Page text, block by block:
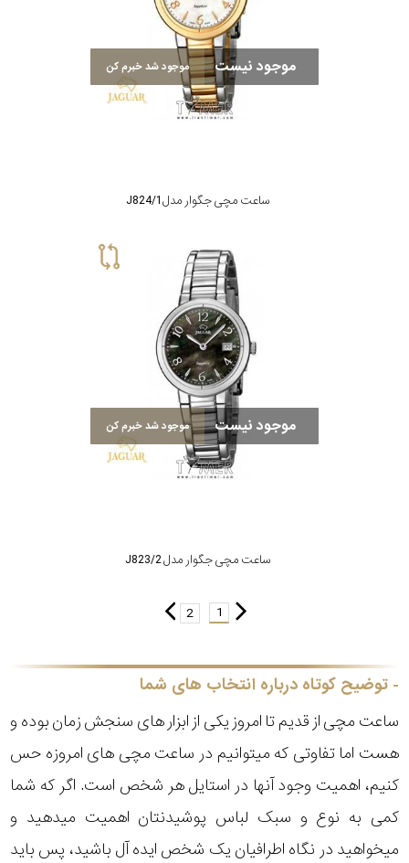
موجود نیست موجود شد خبرم کن
ساعت مچی جگوار مدل J824/1
موجود نیست موجود شد خبرم کن
ساعت مچی جگوار مدل J823/2
1
2
توضیح کوتاه درباره انتخاب های شما
ساعت مچی از قدیم تا امروز یکی از ابزار های سنجش زمان بوده و
هست اما تفاوتی که میتوانیم در ساعت مچی های امروزه حس
کنیم، اهمیت وجود آنها در استایل هر شخص است. اگر که شما
کمی به نوع و سبک لباس پوشیدنتان اهمیت میدهید و
میخواهید در نگاه اطرافیان یک شخص ایده آل باشید، پس باید